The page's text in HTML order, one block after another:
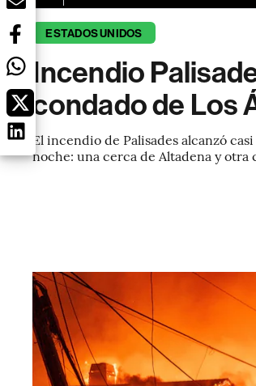
ESTADOS UNIDOS
Incendio
condado de Los
El incendio de Palisades alcanzó
noche: una cerca de Altadena y otra